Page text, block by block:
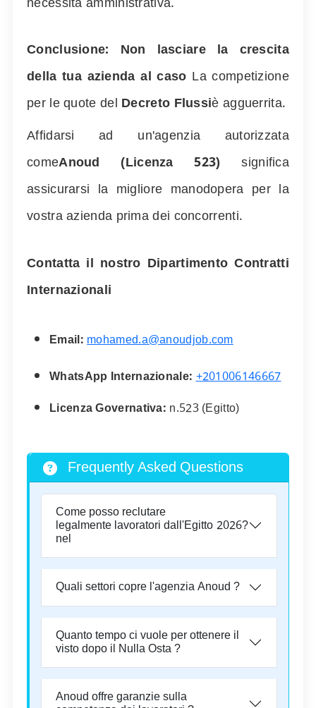
Conclusione: Non lasciare la crescita
della tua azienda al caso La competizione
per le quote delDecreto Flussiè agguerrita.
Affidarsi ad un'agenzia autorizzata
comeAnoud (Licenza523) significa
assicurarsi la migliore manodopera per la
vostra azienda prima dei concorrenti.
Contatta il nostro Dipartimento Contratti
Internazionali
Email:mohamed.a@anoudjob.com
WhatsApp Internazionale:+201006146667
Licenza Governativa:n.523(Egitto)
Frequently Asked Questions
Come posso reclutare
legalmente lavoratori dall'Egitto
nel
2026?
Quali settori copre l'agenzia Anoud ?
Quanto tempo ci vuole per ottenere il
visto dopo il Nulla Osta ?
Anoud offre garanzie sulla